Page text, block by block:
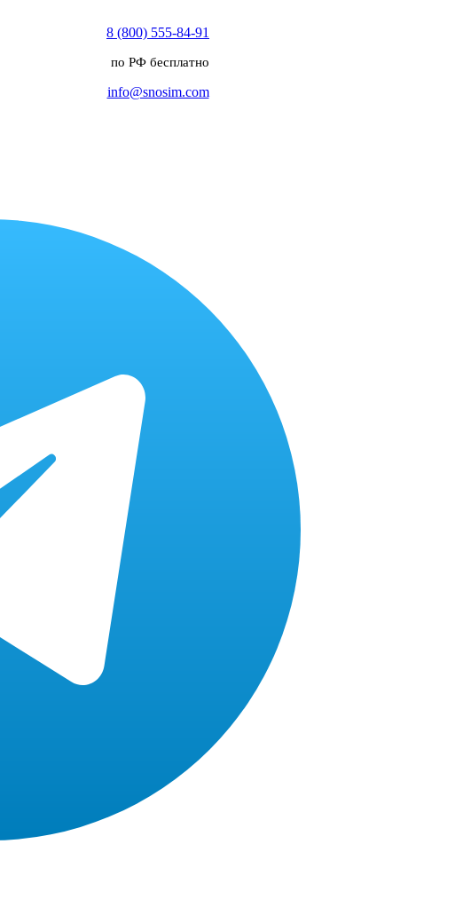
8 (800) 555-84-91
по РФ бесплатно
info@snosim.com